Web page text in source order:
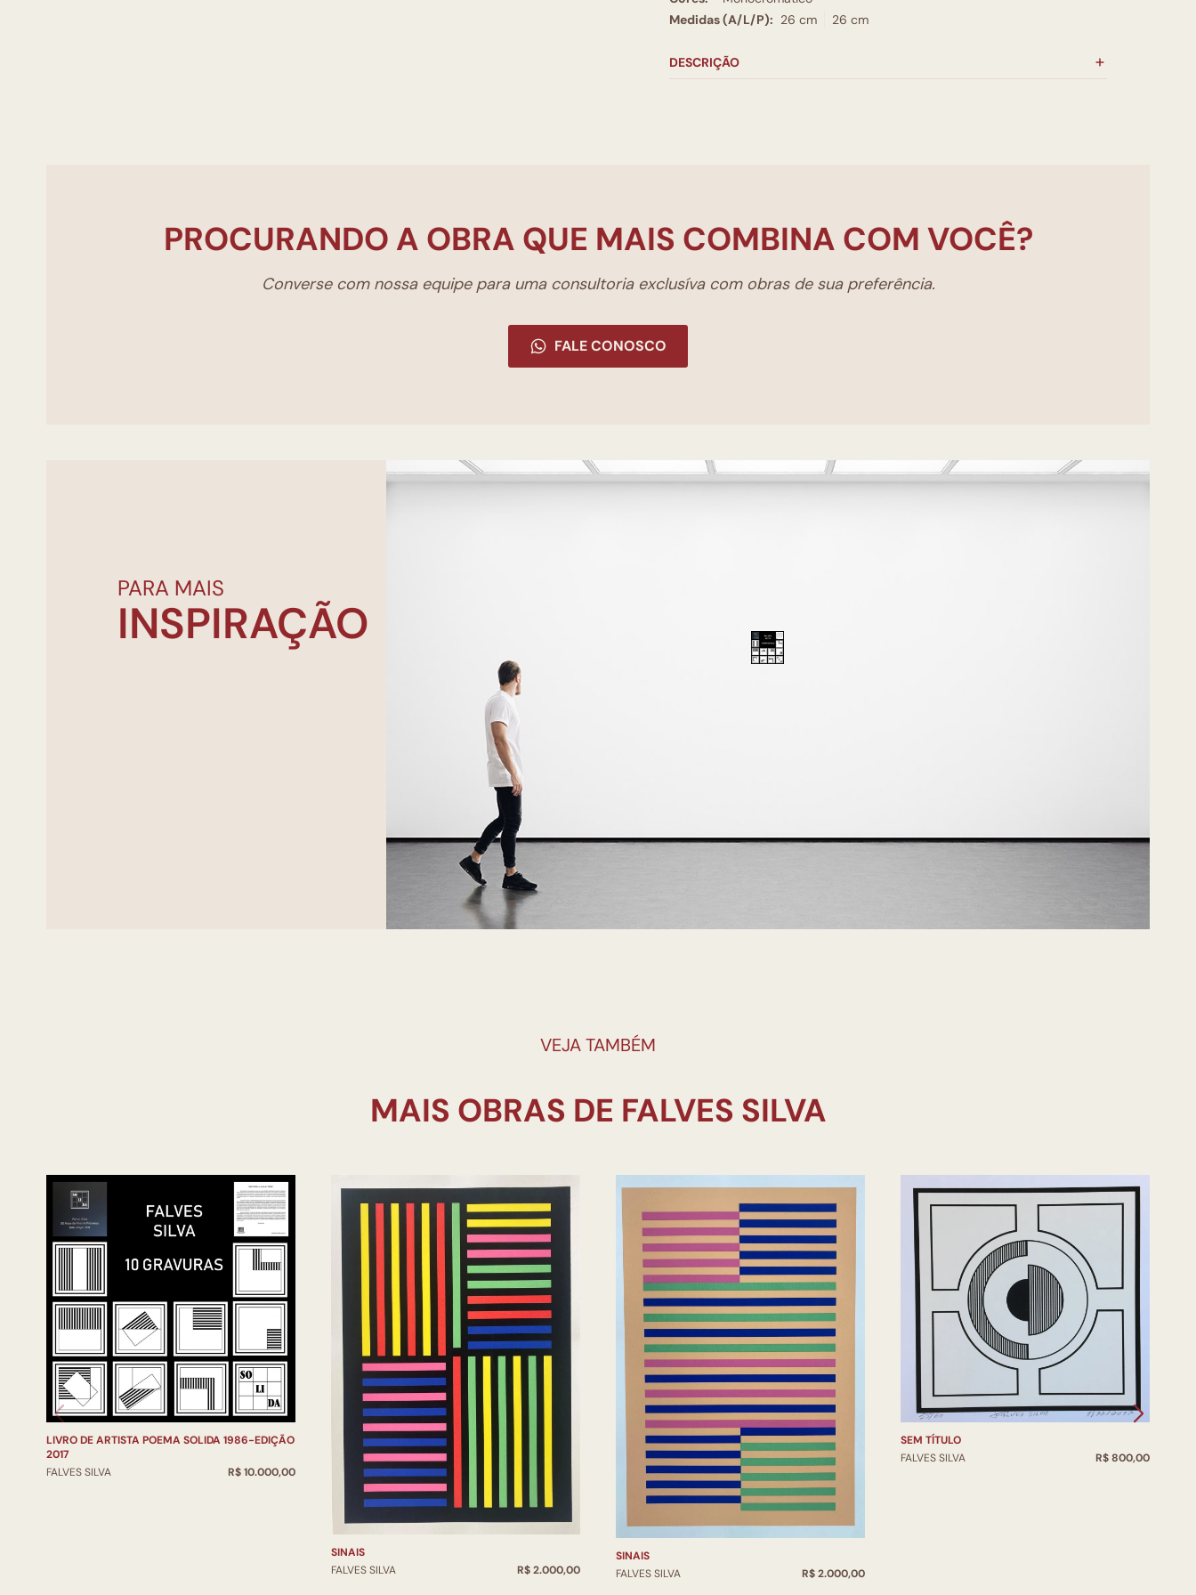
Medidas (A/L/P): 26 cm 26 cm
DESCRIÇÃO
PROCURANDO A OBRA QUE MAIS COMBINA COM VOCÊ?
Converse com nossa equipe para uma consultoria exclusíva com obras de sua preferência.
FALE CONOSCO
PARA MAIS
INSPIRAÇÃO
VEJA TAMBÉM
LIVRO DE ARTISTA POEMA SOLIDA 1986-EDIÇÃO
2017
FALVES SILVA
R$ 10.000,00
SINAIS
FALVES SILVA
R$ 2.000,00
SINAIS
FALVES SILVA
R$ 2.000,00
SEM TÍTULO
FALVES SILVA
R$ 800,00